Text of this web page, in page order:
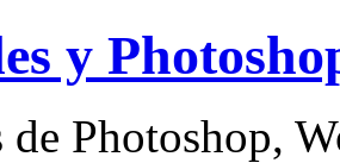
y
Photoshop,